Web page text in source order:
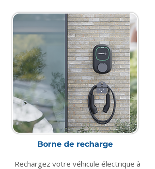
Borne de recharge
Rechargez votre véhicule électrique à